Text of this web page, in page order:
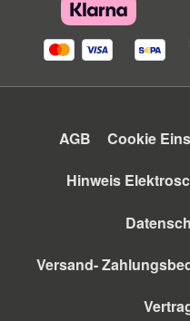
AGB Cookie
Hinweis
Versand-